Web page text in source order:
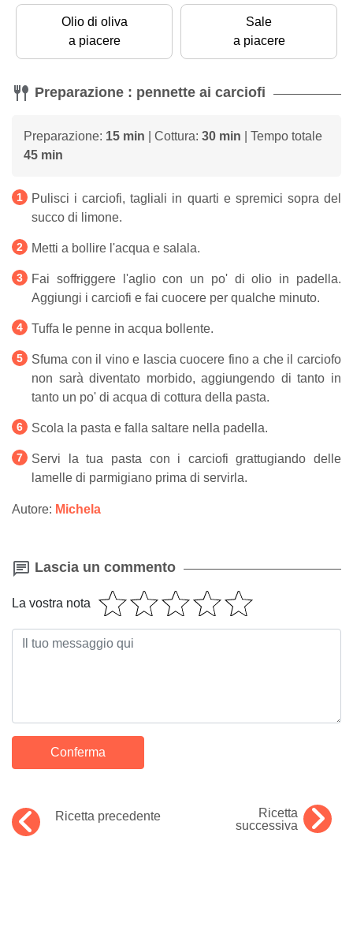
Olio di oliva
a piacere
Sale
a piacere
Preparazione : pennette ai carciofi
Preparazione: 15 min | Cottura: 30 min | Tempo totale
45 min
Pulisci i carciofi, tagliali in quarti e spremici sopra del
succo di limone.
Metti a bollire l'acqua e salala.
Fai soffriggere l'aglio con un po' di olio in padella.
Aggiungi i carciofi e fai cuocere per qualche minuto.
Tuffa le penne in acqua bollente.
Sfuma con il vino e lascia cuocere fino a che il carciofo
non sarà diventato morbido, aggiungendo di tanto in
tanto un po' di acqua di cottura della pasta.
Scola la pasta e falla saltare nella padella.
Servi la tua pasta con i carciofi grattugiando delle
lamelle di parmigiano prima di servirla.
Autore: Michela
Lascia un commento
La vostra nota
Ricetta precedente
Ricetta
successiva